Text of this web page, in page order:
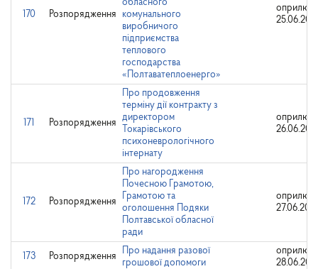
170 Розпорядження
обласного
комунального
виробничого
підприємства
теплового
господарства
«Полтаватеплоенерго»
171 Розпорядження
Про продовження
терміну дії контракту з
директором
Токарівського
психоневрологічного
інтернату
172 Розпорядження
Про нагородження
Почесною Грамотою,
Грамотою та
оголошення Подяки
Полтавської обласної
ради
173 Розпорядження
Про надання разової
грошової допомоги